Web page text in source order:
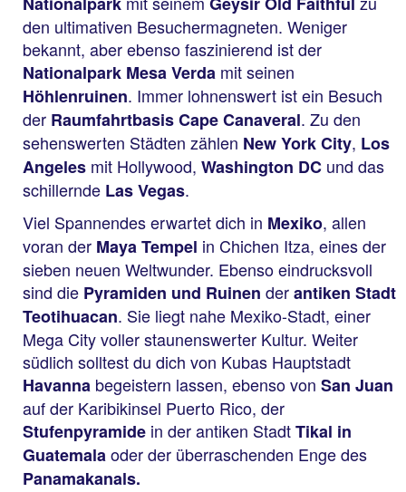
den ultimativen Besuchermagneten. Weniger
bekannt, aber ebenso faszinierend ist der
Nationalpark Mesa Verda mit seinen
Höhlenruinen. Immer lohnenswert ist ein Besuch
der Raumfahrtbasis Cape Canaveral. Zu den
sehenswerten Städten zählen New York City, Los
Angeles mit Hollywood, Washington DC und das
schillernde Las Vegas.
Viel Spannendes erwartet dich in Mexiko, allen
voran der Maya Tempel in Chichen Itza, eines der
sieben neuen Weltwunder. Ebenso eindrucksvoll
sind die Pyramiden und Ruinen derantiken Stadt
Teotihuacan. Sie liegt nahe Mexiko-Stadt, einer
Mega City voller staunenswerter Kultur. Weiter
südlich solltest du dich von Kubas Hauptstadt
Havanna begeistern lassen, ebenso von San Juan
auf der Karibikinsel Puerto Rico, der
Stufenpyramide in der antiken StadtTikal in
Guatemalaoder der überraschenden Enge des
Panamakanals.